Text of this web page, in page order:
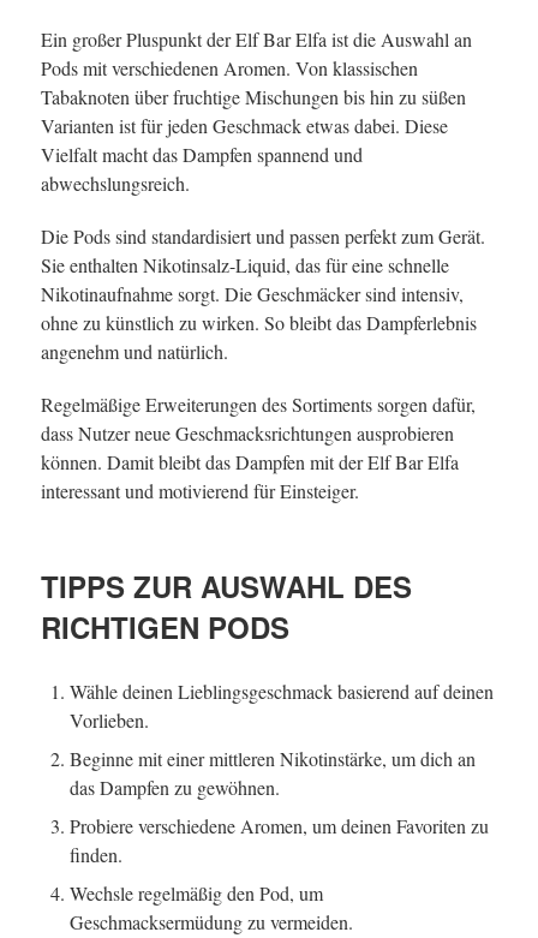
Ein großer Pluspunkt der Elf Bar Elfa ist die Auswahl an
Pods mit verschiedenen Aromen. Von klassischen
Tabaknoten über fruchtige Mischungen bis hin zu süßen
Varianten ist für jeden Geschmack etwas dabei. Diese
Vielfalt macht das Dampfen spannend und
abwechslungsreich.
Die Pods sind standardisiert und passen perfekt zum Gerät.
Sie enthalten Nikotinsalz-Liquid, das für eine schnelle
Nikotinaufnahme sorgt. Die Geschmäcker sind intensiv,
ohne zu künstlich zu wirken. So bleibt das Dampferlebnis
angenehm und natürlich.
Regelmäßige Erweiterungen des Sortiments sorgen dafür,
dass Nutzer neue Geschmacksrichtungen ausprobieren
können. Damit bleibt das Dampfen mit der Elf Bar Elfa
interessant und motivierend für Einsteiger.
TIPPS ZUR AUSWAHL DES
RICHTIGEN PODS
Wähle deinen Lieblingsgeschmack basierend auf deinen
Vorlieben.
Beginne mit einer mittleren Nikotinstärke, um dich an
das Dampfen zu gewöhnen.
Probiere verschiedene Aromen, um deinen Favoriten zu
finden.
Wechsle regelmäßig den Pod, um
Geschmacksermüdung zu vermeiden.